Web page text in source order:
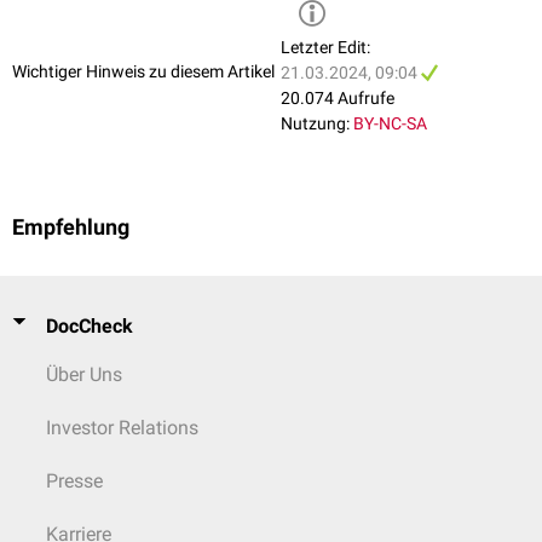
Wichtiger Hinweis zu diesem Artikel
Letzter Edit:
21.03.2024, 09:04
20.074 Aufrufe
Nutzung: BY-NC-SA
Empfehlung
DocCheck
Über Uns
Investor Relations
Presse
Karriere